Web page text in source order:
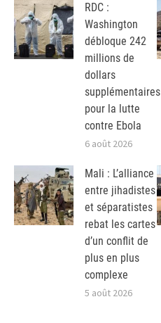
RDC :
Washington
débloque 242
millions de
dollars
supplémentaires
pour la lutte
contre Ebola
6 août 2026
Mali : L’alliance
entre jihadistes
et séparatistes
rebat les cartes
d’un conflit de
plus en plus
complexe
5 août 2026